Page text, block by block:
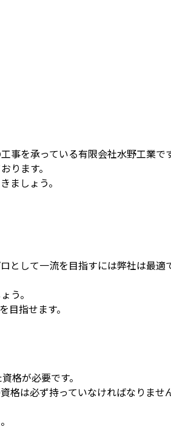
事を承っている有限会社水野工業で
ります。
ましょう。
として一流を目指すには弊社は最適
う。
指せます。
格が必要です。
格は必ず持っていなければなりませ